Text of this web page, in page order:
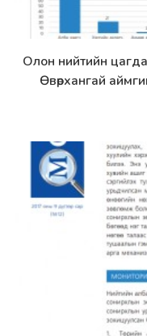
Дэлгэрэнгүй
Олон нийтийн
Өвөрхангай